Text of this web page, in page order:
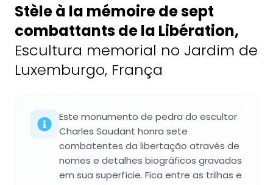
Stèle à la mémoire de sept
combattants de la Libération,
Escultura memorial no Jardim de
Luxemburgo, França
Este monumento de pedra do escultor
Charles Soudant honra sete
combatentes da libertação através de
nomes e detalhes biográficos gravados
em sua superfície. Fica entre as trilhas e